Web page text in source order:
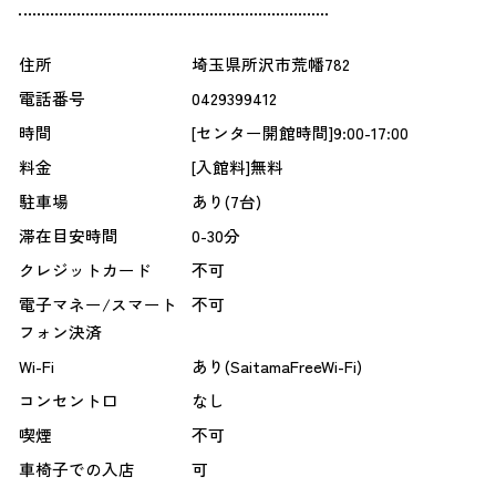
住所
埼玉県所沢市荒幡782
電話番号
0429399412
時間
[センター開館時間]9:00-17:00
料金
[入館料]無料
駐車場
あり(7台)
滞在目安時間
0-30分
クレジットカード
不可
電子マネー/スマート
フォン決済
不可
Wi-Fi
あり(SaitamaFreeWi-Fi)
コンセント口
なし
喫煙
不可
車椅子での入店
可